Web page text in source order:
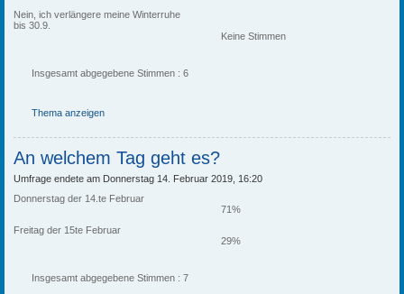
Nein, ich verlängere meine Winterruhe
bis 30.9.
Keine Stimmen
Insgesamt abgegebene Stimmen : 6
Thema anzeigen
An welchem Tag geht es?
Umfrage endete am Donnerstag 14. Februar 2019, 16:20
Donnerstag der 14.te Februar
71%
Freitag der 15te Februar
29%
Insgesamt abgegebene Stimmen : 7